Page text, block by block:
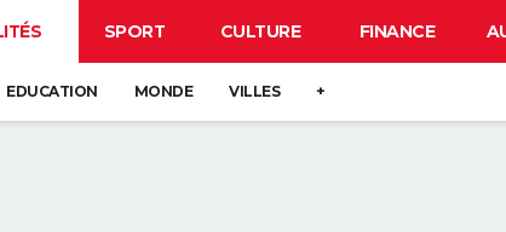
SPORT CULTURE FINANCE
EDUCATION MONDE VILLES +